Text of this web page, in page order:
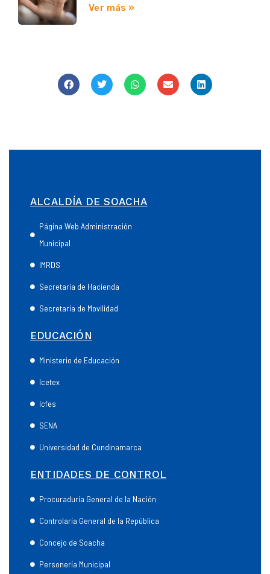
Ver más »
ALCALDÍA DE SOACHA
Página Web Administración
Municipal
IMRDS
Secretaría de Hacienda
Secretaría de Movilidad
EDUCACIÓN
Ministerio de Educación
Icetex
Icfes
SENA
Universidad de Cundinamarca
ENTIDADES DE CONTROL
Procuraduría General de la Nación
Controlaría General de la República
Concejo de Soacha
Personería Municipal